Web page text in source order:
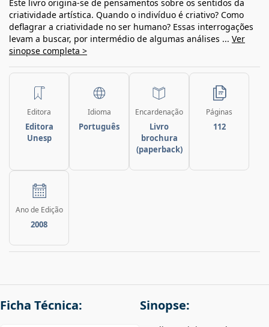
Este livro origina-se de pensamentos sobre os sentidos da
criatividade artística. Quando o indivíduo é criativo? Como
deflagrar a criatividade no ser humano? Essas interrogações
levam a buscar, por intermédio de algumas análises ... Ver
sinopse completa >
Editora
Editora
Unesp
Idioma
Português
Encardenação
Livro
brochura
(paperback)
Páginas
112
Ano de Edição
2008
Ficha Técnica: Sinopse: